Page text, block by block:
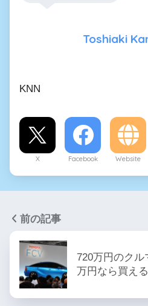
Toshiaki
KNN
X Facebook Website
前の記事
720万円のク
万円なら買え